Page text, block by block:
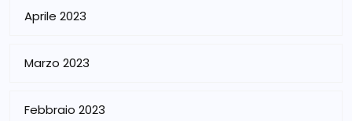
Aprile 2023
Marzo 2023
Febbraio 2023